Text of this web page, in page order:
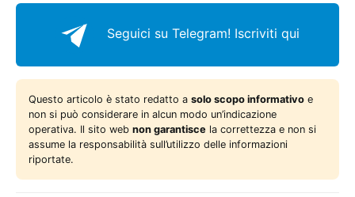
Seguici su Telegram! Iscriviti qui
Questo articolo è stato redatto a solo scopo informativo e
non si può considerare in alcun modo un’indicazione
operativa. Il sito web non garantisce la correttezza e non si
assume la responsabilità sull’utilizzo delle informazioni
riportate.